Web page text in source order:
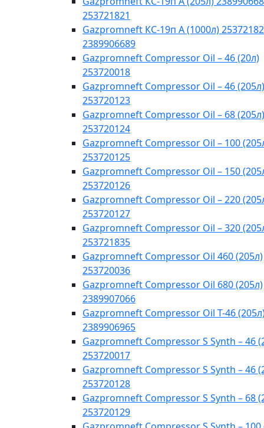
253721821
Gazpromneft КС-19п А (1000л)
2389906689
Gazpromneft Compressor Oil – 46 (20л)
253720018
Gazpromneft Compressor Oil – 46 (205л)
253720123
Gazpromneft Compressor Oil – 68 (205л)
253720124
Gazpromneft Compressor Oil – 100
253720125
Gazpromneft Compressor Oil – 150
253720126
Gazpromneft Compressor Oil – 220
253720127
Gazpromneft Compressor Oil – 320
253721835
Gazpromneft Compressor Oil 460 (205л)
253720036
Gazpromneft Compressor Oil 680 (205л)
2389907066
Gazpromneft Compressor Oil T-46
2389906965
Gazpromneft Compressor S Synth – 46
253720017
Gazpromneft Compressor S Synth – 46
253720128
Gazpromneft Compressor S Synth – 68
253720129